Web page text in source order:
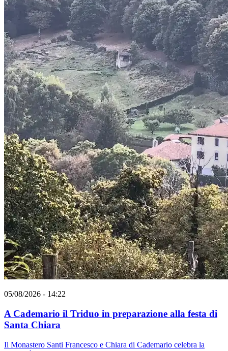
05/08/2026 - 14:22
A Cademario il Triduo in preparazione alla festa di
Santa Chiara
Il Monastero Santi Francesco e Chiara di Cademario celebra la